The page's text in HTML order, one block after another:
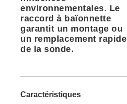
environnementales. Le
raccord à baïonnette
garantit un montage ou
un remplacement rapide
de la sonde.
Caractéristiques